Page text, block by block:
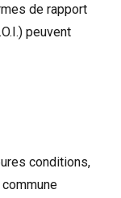
de rapport
peuvent
conditions,